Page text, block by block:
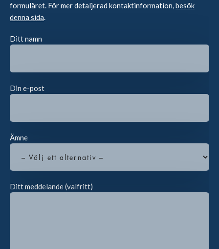
formuläret. För mer detaljerad kontaktinformation, besök
denna sida
Ditt namn
Din e-post
Ämne
Ditt meddelande (valfritt)